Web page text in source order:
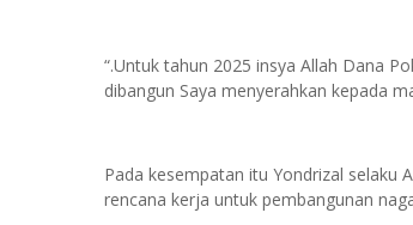
“.Untuk tahun 2025 insya Allah Dana
dibangun Saya menyerahkan kepada
Pada kesempatan itu Yondrizal selaku
rencana kerja untuk pembangunan